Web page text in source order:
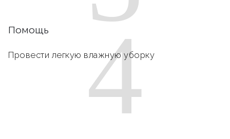
4
Помощь
Провести легкую влажную уборку